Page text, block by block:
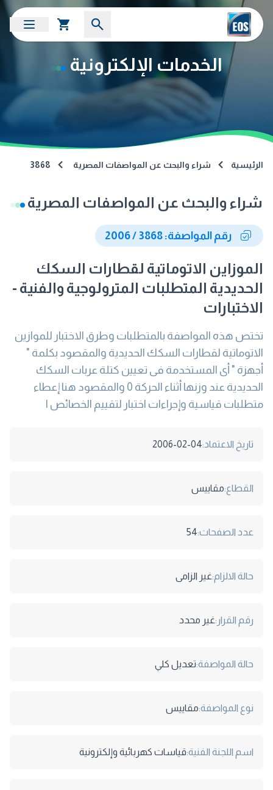
الخدمات الإلكترونية
الرئيسية شراء والبحث عن المواصفات المصرية 3868
شراء والبحث عن المواصفات المصرية
رقم المواصفة: 3868 / 2006
الموزاين الاتوماتية لقطارات السكك
الحديدية المتطلبات المترولوجية والفنية -
الاختبارات
تختص هذه المواصفة بالمتطلبات وطرق الاختبار للموازين
الاتوماتية لقطارات السكك الحديدية والمقصود بكلمة "
أجهزة " أى المستخدمة فى تعيين كتلة عربات السكك
الحديدية عند وزنها أثناء الحركة 0 والمقصود هنا إعطاء
متطلبات قياسية وإجراءات اختبار لتقييم الخصائص ا
تاريخ الاعتماد:2006-02-04
القطاع:مقاييس
عدد الصفحات:54
حالة الالزام:غير الزامى
رقم القرار:غير محدد
حالة المواصفة:تعديل كلي
نوع المواصفة:مقاييس
اسم اللجنة الفنية:قياسات كهربائية وإلكترونية